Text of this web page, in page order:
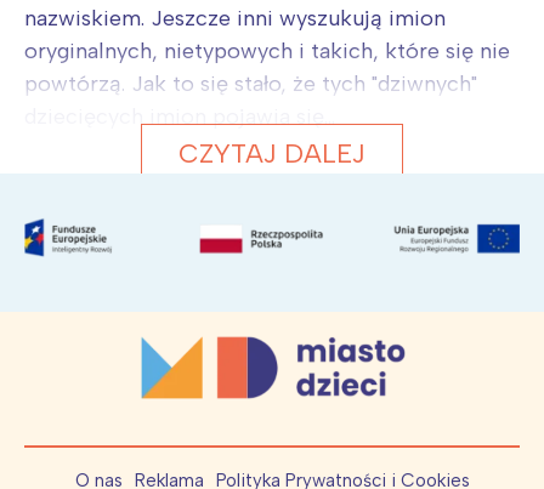
nazwiskiem. Jeszcze inni wyszukują imion
oryginalnych, nietypowych i takich, które się nie
powtórzą. Jak to się stało, że tych "dziwnych"
CZYTAJ DALEJ
O nas Reklama Polityka Prywatności i Cookies